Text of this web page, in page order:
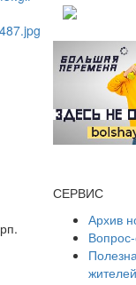
СЕРВИС
Архив
жителей